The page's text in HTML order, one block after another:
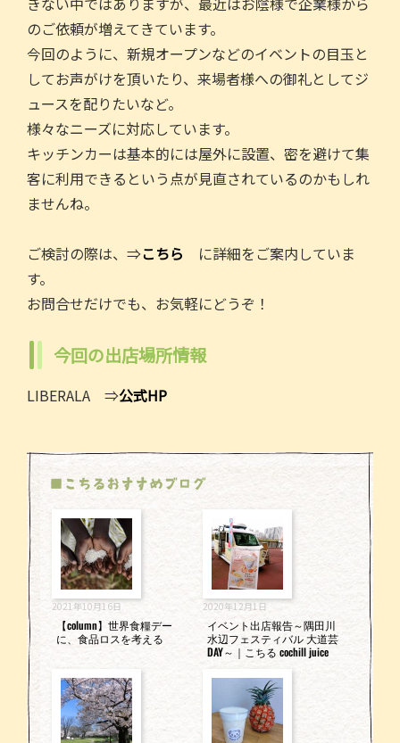
のご依頼が増えてきています。
今回のように、新規オープンなどのイベントの目玉と
してお声がけを頂いたり、来場者様への御礼としてジ
ュースを配りたいなど。
様々なニーズに対応しています。
キッチンカーは基本的には屋外に設置、密を避けて集
客に利用できるという点が見直されているのかもしれ
ませんね。
ご検討の際は、⇒こちら に詳細をご案内していま
す。
お問合せだけでも、お気軽にどうぞ！
今回の出店場所情報
LIBERALA ⇒公式HP
■こちるおすすめブログ
2021年10月16日
【column】世界食糧デー
に、食品ロスを考える
2020年12月1日
イベント出店報告～隅田川
水辺フェスティバル 大道芸
DAY～｜こちる cochill juice